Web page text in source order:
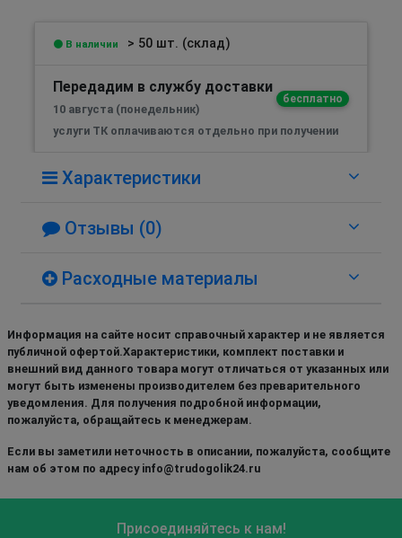
В наличии > 50 шт. (склад)
Передадим в службу доставки
бесплатно
10 августа (понедельник)
услуги ТК оплачиваются отдельно при получении
Характеристики
Отзывы (0)
Расходные материалы
Информация на сайте носит справочный характер и не является
публичной офертой.Характеристики, комплект поставки и
внешний вид данного товара могут отличаться от указанных или
могут быть изменены производителем без преварительного
уведомления. Для получения подробной информации,
пожалуйста, обращайтесь к менеджерам.
Если вы заметили неточность в описании, пожалуйста, сообщите
нам об этом по адресу info@trudogolik24.ru
Присоединяйтесь к нам!